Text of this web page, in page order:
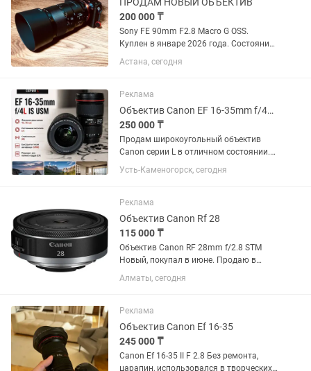
200 000 ₸
Sony FE 90mm F2.8 Macro G OSS.
Куплен в январе 2026 года. Состояние
практически нового, без царапин и
потертостей. Полный комплект:
задняя крышки. Использовался...
Астана, сегодня
Реклама
Объектив Canon EF 16-35mm f/4L IS USM
250 000 ₸
Продам широкоугольный объектив
Canon серии L в отличном состоянии.
Canon EF 16-35mm f/4L IS USM.
Отличное состояние, стекла чистые,
стабилизация работают идеально....
Усть-Каменогорск, сегодня
Реклама
Объектив Canon Rf 28
115 000 ₸
Объектив Canon RF 28mm f/2.8 STM
Новый, покупал в июне. Продаю в
связи ненадобностью.
Алматы, сегодня
Реклама
Объектив Canon Ef 16-35
245 000 ₸
Canon Ef 16-35 II F 2.8 Без ремонта,
царапин, использовался в творческих